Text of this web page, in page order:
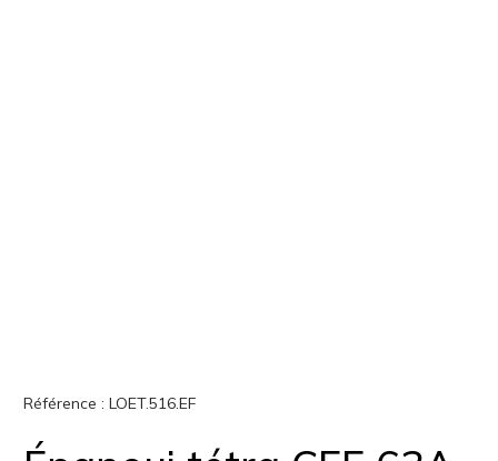
Référence : LOET.516.EF